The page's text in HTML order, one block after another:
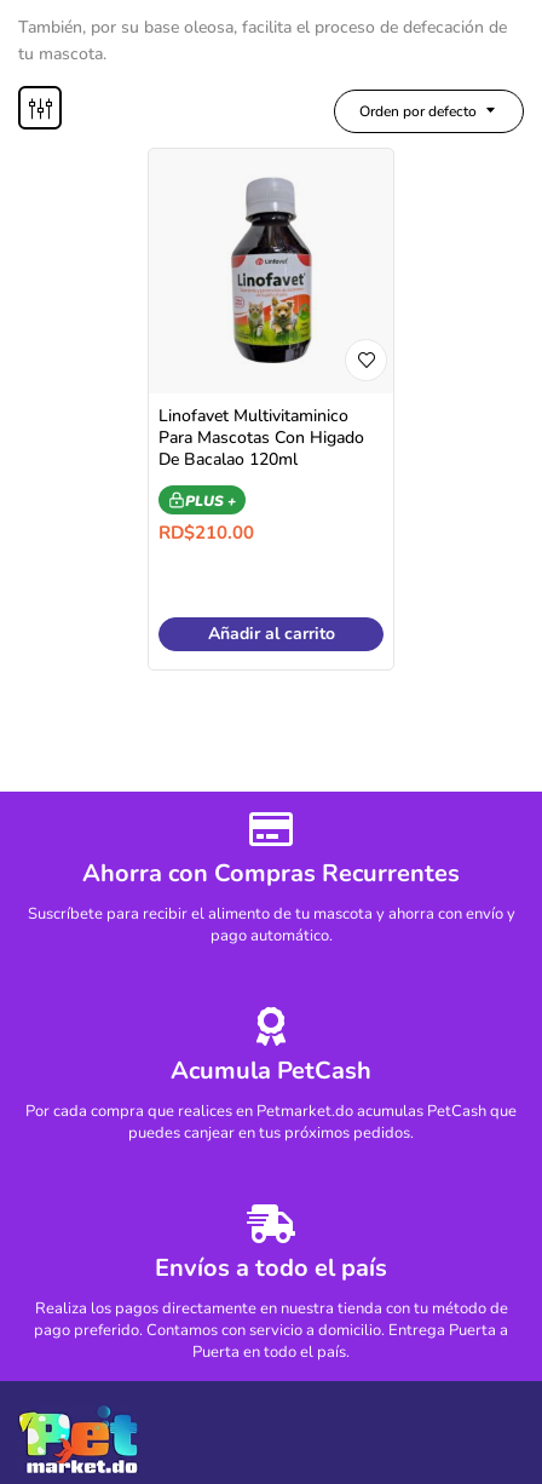
También, por su base oleosa, facilita el proceso de defecación de
tu mascota.
Orden por defecto
Linofavet Multivitaminico
Para Mascotas Con Higado
De Bacalao 120ml
PLUS +
RD$210.00
Añadir al carrito
Ahorra con Compras Recurrentes
Suscríbete para recibir el alimento de tu mascota y ahorra con envío y
pago automático.
Acumula PetCash
Por cada compra que realices en Petmarket.do acumulas PetCash que
puedes canjear en tus próximos pedidos.
Envíos a todo el país
Realiza los pagos directamente en nuestra tienda con tu método de
pago preferido. Contamos con servicio a domicilio. Entrega Puerta a
Puerta en todo el país.